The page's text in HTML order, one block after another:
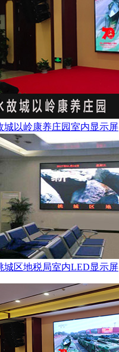
城以岭康养庄园室内显示屏
城区地税局室内LED显示屏